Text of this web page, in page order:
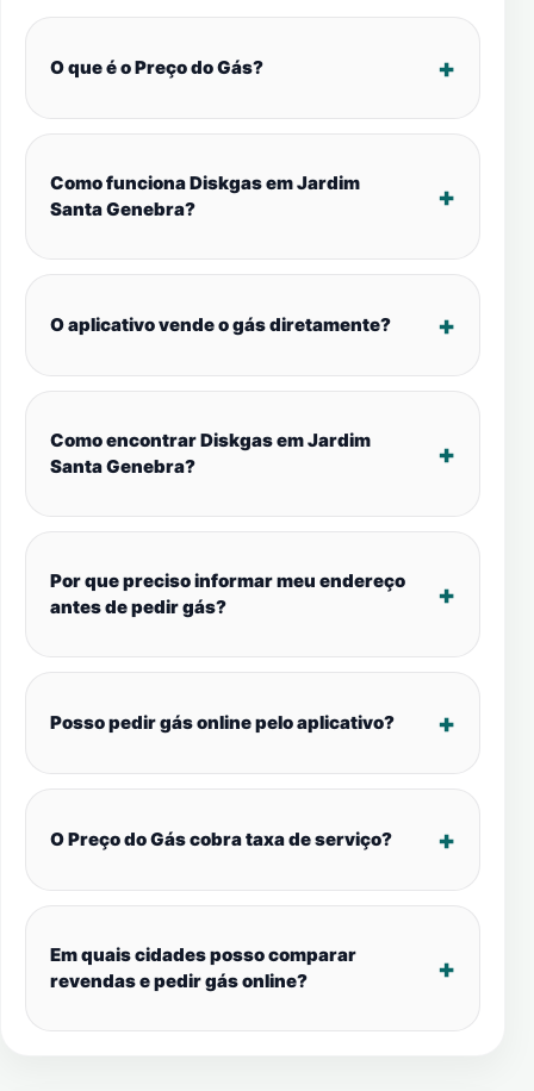
O que é o Preço do Gás?
Como funciona Diskgas em Jardim
Santa Genebra?
O aplicativo vende o gás diretamente?
Como encontrar Diskgas em Jardim
Santa Genebra?
Por que preciso informar meu endereço
antes de pedir gás?
Posso pedir gás online pelo aplicativo?
O Preço do Gás cobra taxa de serviço?
Em quais cidades posso comparar
revendas e pedir gás online?